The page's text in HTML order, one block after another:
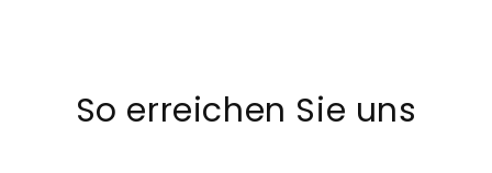
So erreichen Sie uns